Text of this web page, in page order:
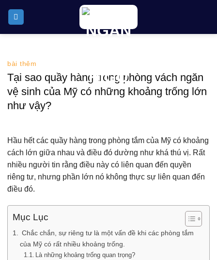
bài thêm
Tại sao quầy hàng trong phòng vách ngăn
vệ sinh của Mỹ có những khoảng trống lớn
như vậy?
Hầu hết các quầy hàng trong phòng tắm của Mỹ có khoảng
cách lớn giữa nhau và điều đó dường như khá thú vị. Rất
nhiều người tin rằng điều này có liên quan đến quyền
riêng tư, nhưng phần lớn nó không thực sự liên quan đến
điều đó.
Mục Lục
Chắc chắn, sự riêng tư là một vấn đề khi các phòng tắm
của Mỹ có rất nhiều khoảng trống.
Là những khoảng trống quan trọng?